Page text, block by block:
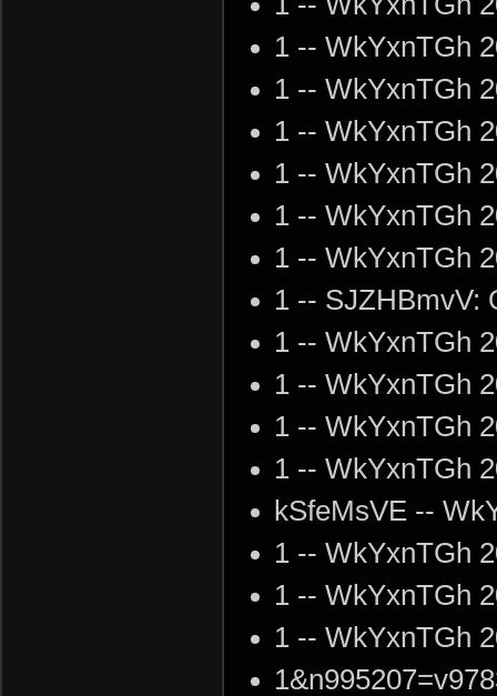
1 -- WkYxnTGh
1 -- WkYxnTGh
1 -- WkYxnTGh
1 -- WkYxnTGh
1 -- WkYxnTGh
1 -- WkYxnTGh
1 -- SJZHBmvV:
1 -- WkYxnTGh
1 -- WkYxnTGh
1 -- WkYxnTGh
1 -- WkYxnTGh
kSfeMsVE --
1 -- WkYxnTGh
1 -- WkYxnTGh
1 -- WkYxnTGh